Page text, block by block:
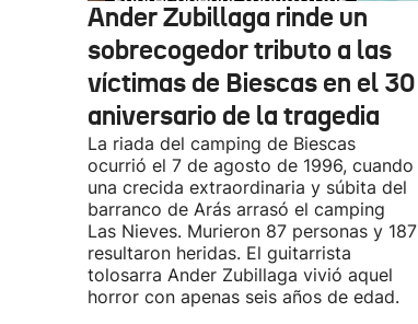
Ander Zubillaga rinde un
sobrecogedor tributo a las
víctimas de Biescas en el 30
aniversario de la tragedia
La riada del camping de Biescas
ocurrió el 7 de agosto de 1996, cuando
una crecida extraordinaria y súbita del
barranco de Arás arrasó el camping
Las Nieves. Murieron 87 personas y 187
resultaron heridas. El guitarrista
tolosarra Ander Zubillaga vivió aquel
horror con apenas seis años de edad.